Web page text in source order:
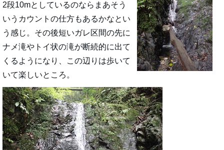
2段10mとしているのならまあそう
いうカウントの仕方もあるかなとい
う感じ。その後短いガレ区間の先に
ナメ滝やトイ状の滝が断続的に出て
くるようになり、この辺りは歩いて
いて楽しいところ。